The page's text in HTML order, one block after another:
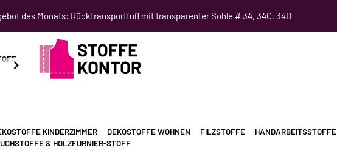
des Monats: Rücktransportfuß mit transparenter Sohle # 34, 34C, 34D
SCHNITTMUSTER NÄHKURSE
KINDERZIMMER DEKOSTOFFE WOHNEN FILZSTOFFE HANDARBEITSSTOFFE
& HOLZFURNIER-STOFF